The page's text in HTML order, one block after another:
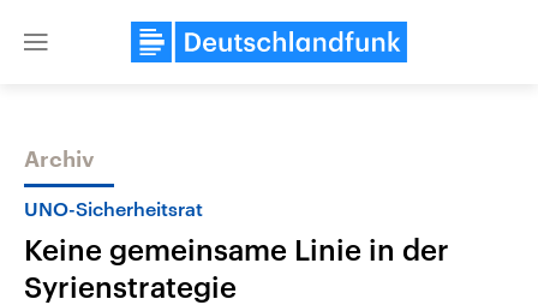
Close
Themen
Archiv
UNO-Sicherheitsrat
Keine gemeinsame Linie in der
Syrienstrategie